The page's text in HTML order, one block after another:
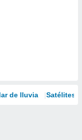
de lluvia Satélites